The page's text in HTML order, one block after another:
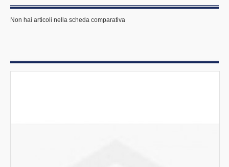
Self Service
Lavastoviglie
Non hai articoli nella scheda comparativa